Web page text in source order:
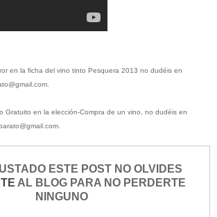
en la ficha del vino tinto Pesquera 2013 no dudéis en
Gratuito en la elección-Compra de un vino, no dudéis en
ESTE POST NO OLVIDES
AL BLOG PARA NO PERDERTE
NINGUNO